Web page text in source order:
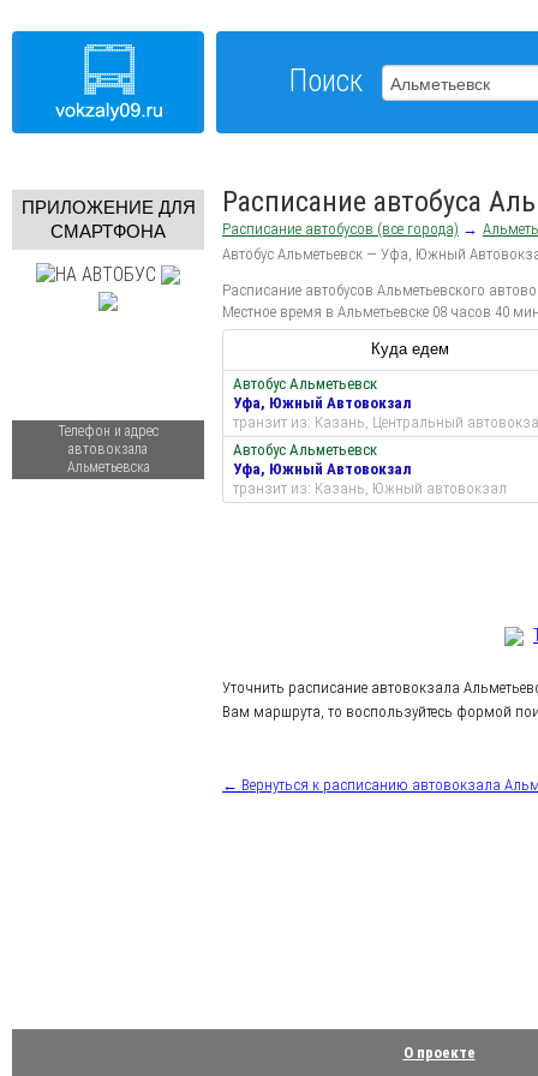
Поиск
ПРИЛОЖЕНИЕ ДЛЯ
СМАРТФОНА
Телефон и адрес
автовокзала
Альметьевска
Расписание автобуса
Расписание автобусов (все города) →
Автобус Альметьевск — Уфа, Южный
Расписание автобусов Альметьевского
Местное время в Альметьевске 08 часов 40
Куда едем
Автобус Альметьевск
Уфа, Южный Автовокзал
транзит из: Казань, Центральный
Автобус Альметьевск
Уфа, Южный Автовокзал
транзит из: Казань, Южный автовокзал
Уточнить расписание автовокзала
Вам маршрута, то воспользуйтесь формой
← Вернуться к расписанию автовокзала
О проекте